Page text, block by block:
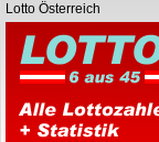
Lotto Österreich